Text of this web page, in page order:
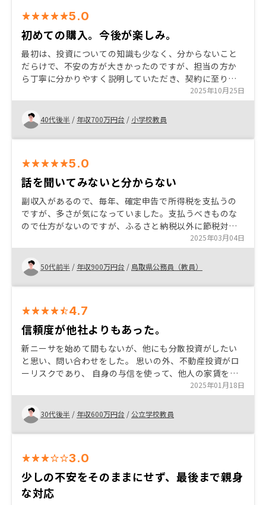
五年、十年など)で経済の流れとともに伴走者(ファイナン
シャルプランナーのような資格の方をイメージしていま
す)のような位置で資産について考え直す機会をいただけ
るとありがたい。
5.0
初めての購入。今後が楽しみ。
最初は、投資についての知識も少なく、分からないこと
だらけで、不安の方が大きかったのですが、担当の方か
ら丁寧に分かりやすく説明していただき、契約に至りま
した。 他社のお話も聞きましたが、RENOSYさんの物件
保有数、アフターケア、保証等、魅力的であったので、
これからが楽しみです。
2025年10月25日
40代後半 / 年収700万円台 / 小学校教員
5.0
話を聞いてみないと分からない
副収入があるので、毎年、確定申告で所得税を支払うの
ですが、多さが気になっていました。支払うべきものな
ので仕方がないのですが、ふるさと納税以外に節税対策
はできないものかと探していたら、不動産投資の宣伝文
句に「節税」とあったので、話を聞いてみることにしま
した。不動産投資と言えば、リスクが高いとか、意外と
儲からないとかのイメージがありますが、話を聞いてみ
るとそうでもないことがわかりました。また、リノシー
めることにしました。
2025年03月04日
50代前半 / 年収900万円台 / 鳥取県公務員（教員）
4.7
信頼度が他社よりもあった。
新ニーサを始めて間もないが、他にも分散投資がしたい
と思い、問い合わせをした。 思いの外、不動産投資がロ
ーリスクであり、 自身の与信を使って、他人の家賃を使
って投資ができるところがよかった。 また物件数や実績
など、他社より信用できた点が決め手となった。
2025年01月18日
30代後半 / 年収600万円台 / 公立学校教員
3.0
少しの不安をそのままにせず、最後まで親身
な対応